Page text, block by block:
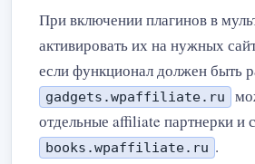
При включении плагинов в
активировать их на нужных
если функционал должен быть
gadgets.wpaffiliate.ru
отдельные affiliate партнерки и
books.wpaffiliate.ru .